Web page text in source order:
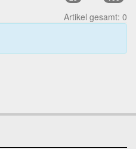
Artikel gesamt: 0